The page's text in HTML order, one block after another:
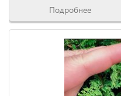
Подробнее